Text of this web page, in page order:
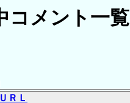
コメント一覧
ＲＬ